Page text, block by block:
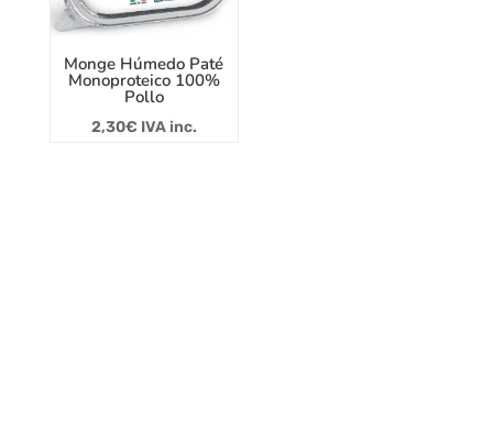
Monge Húmedo Paté
Monoproteico 100%
Pollo
2,30€ IVA inc.